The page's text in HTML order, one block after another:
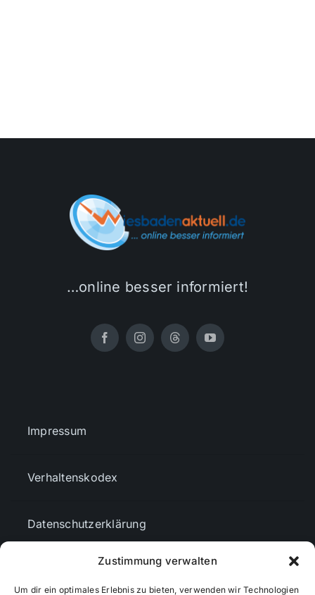
Zustimmung verwalten
Um dir ein optimales Erlebnis zu bieten, verwenden wir Technologien
…online besser informiert!
Impressum
Verhaltenskodex
Datenschutzerklärung